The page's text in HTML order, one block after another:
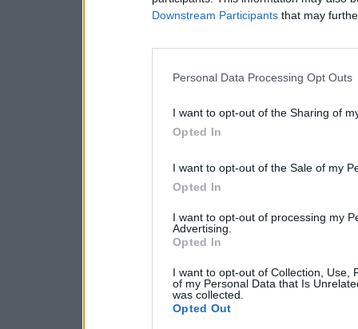
Downstream Participants that may
Personal Data Processing Opt Outs
I want to opt-out of the Sharing of
Opted In
I want to opt-out of the Sale of my
Opted In
I want to opt-out of processing my
Advertising.
Opted In
I want to opt-out of Collection, Use,
of my Personal Data that Is
was collected.
Opted Out